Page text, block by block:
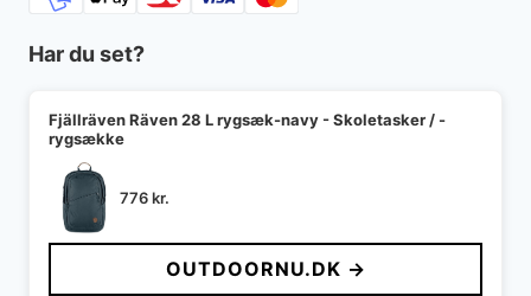
Har du set?
Fjällräven Räven 28 L rygsæk-navy - Skoletasker / -
rygsække
776kr.
OUTDOORNU.DK →